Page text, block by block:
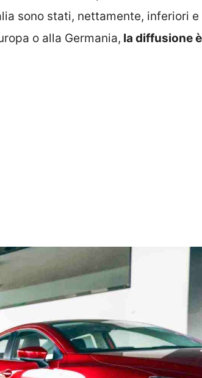
sono stati, nettamente, inferiori e
o alla Germania, la diffusione è